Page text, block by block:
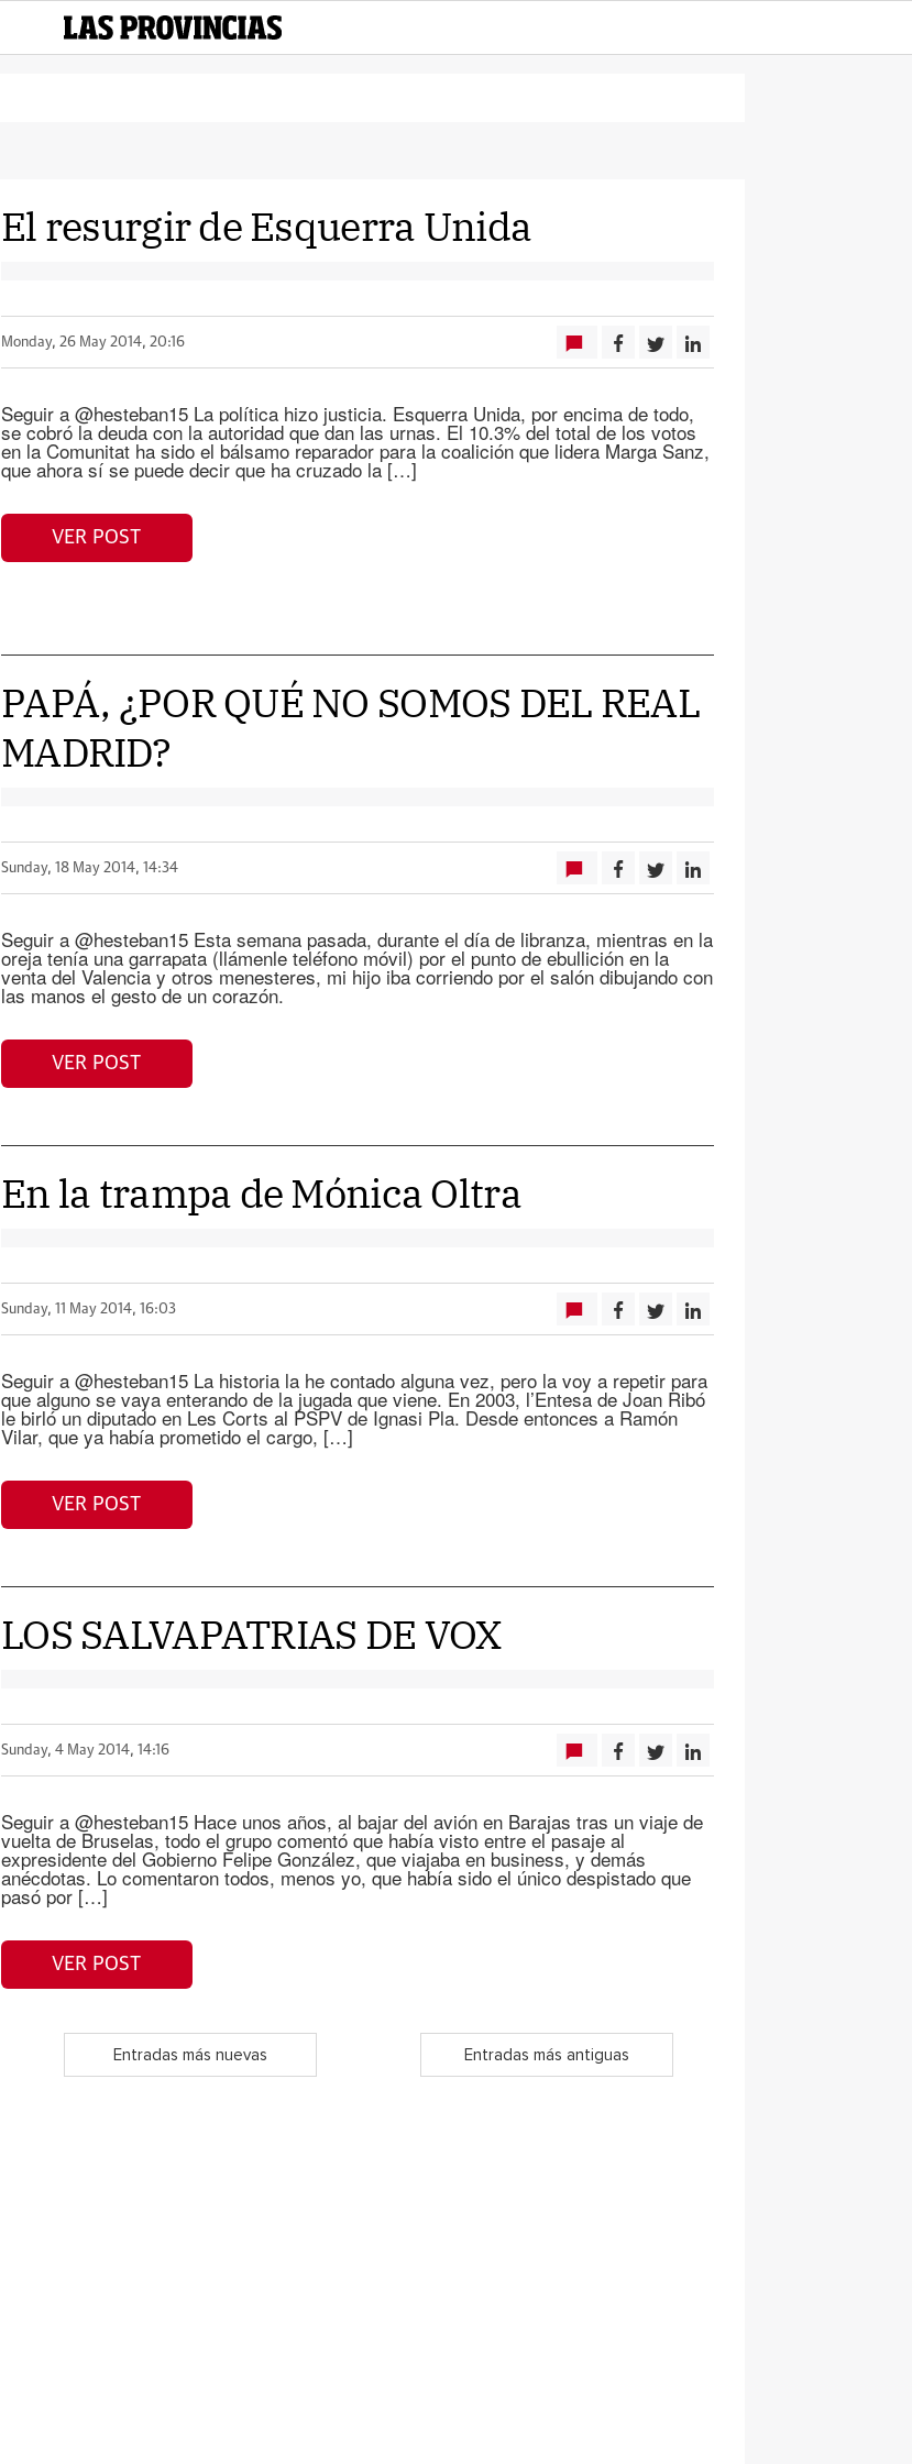
El resurgir de Esquerra Unida
Monday, 26 May 2014, 20:16
Seguir a @hesteban15 La política hizo justicia. Esquerra Unida, por encima de todo,
se cobró la deuda con la autoridad que dan las urnas. El 10.3% del total de los votos
en la Comunitat ha sido el bálsamo reparador para la coalición que lidera Marga Sanz,
que ahora sí se puede decir que ha cruzado la […]
VER POST
PAPÁ, ¿POR QUÉ NO SOMOS DEL REAL
MADRID?
Sunday, 18 May 2014, 14:34
Seguir a @hesteban15 Esta semana pasada, durante el día de libranza, mientras en la
oreja tenía una garrapata (llámenle teléfono móvil) por el punto de ebullición en la
venta del Valencia y otros menesteres, mi hijo iba corriendo por el salón dibujando con
las manos el gesto de un corazón.
VER POST
En la trampa de Mónica Oltra
Sunday, 11 May 2014, 16:03
Seguir a @hesteban15 La historia la he contado alguna vez, pero la voy a repetir para
que alguno se vaya enterando de la jugada que viene. En 2003, l’Entesa de Joan Ribó
le birló un diputado en Les Corts al PSPV de Ignasi Pla. Desde entonces a Ramón
Vilar, que ya había prometido el cargo, […]
VER POST
LOS SALVAPATRIAS DE VOX
Sunday, 4 May 2014, 14:16
Seguir a @hesteban15 Hace unos años, al bajar del avión en Barajas tras un viaje de
vuelta de Bruselas, todo el grupo comentó que había visto entre el pasaje al
expresidente del Gobierno Felipe González, que viajaba en business, y demás
anécdotas. Lo comentaron todos, menos yo, que había sido el único despistado que
pasó por […]
VER POST
Entradas más nuevas Entradas más antiguas